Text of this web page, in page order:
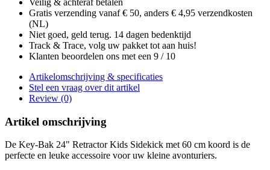
Gratis verzending vanaf € 50, anders € 4,95 verzendkosten
(NL)
Niet goed, geld terug. 14 dagen bedenktijd
Track & Trace, volg uw pakket tot aan huis!
Klanten beoordelen ons met een 9 / 10
Artikelomschrijving & specificaties
Stel een vraag over dit artikel
Review (0)
Artikel omschrijving
De Key-Bak 24" Retractor Kids Sidekick met 60 cm koord is de
perfecte en leuke accessoire voor uw kleine avonturiers.